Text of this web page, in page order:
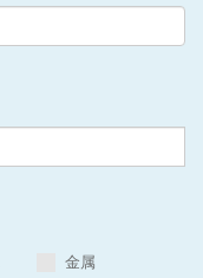
金属